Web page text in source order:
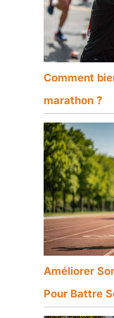
Comment
marathon ?
Améliorer
Pour Battre